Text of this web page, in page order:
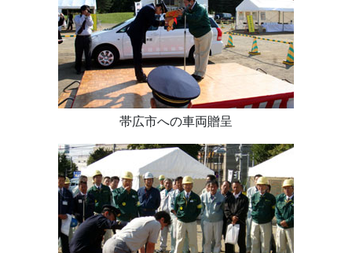
帯広市への車両贈呈